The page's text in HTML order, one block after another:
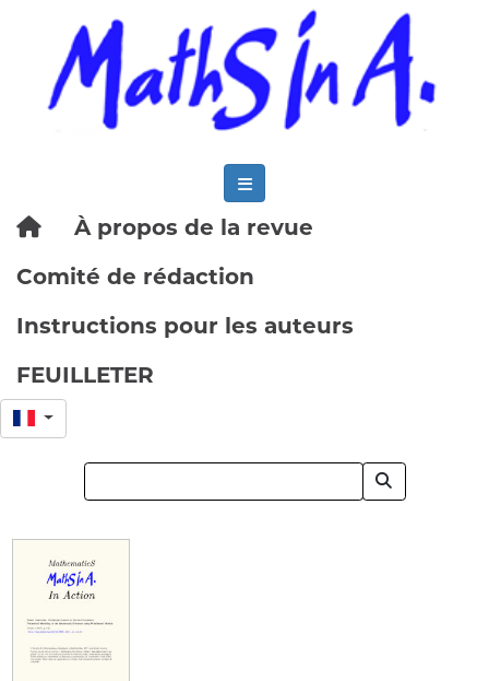
FEUILLETER
À propos de la revue
Comité de rédaction
Instructions pour les auteurs